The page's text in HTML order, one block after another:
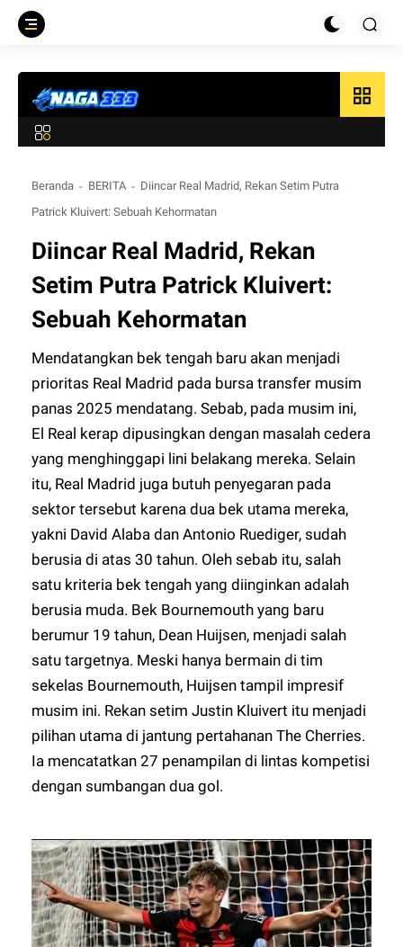
grid_view
Beranda BERITA
Diincar Real Madrid, Rekan Setim Putra
Patrick Kluivert: Sebuah Kehormatan
Diincar Real Madrid, Rekan
Setim Putra Patrick Kluivert:
Sebuah Kehormatan
Mendatangkan bek tengah baru akan menjadi
prioritas Real Madrid pada bursa transfer musim
panas 2025 mendatang. Sebab, pada musim ini,
El Real kerap dipusingkan dengan masalah cedera
yang menghinggapi lini belakang mereka. Selain
itu, Real Madrid juga butuh penyegaran pada
sektor tersebut karena dua bek utama mereka,
yakni David Alaba dan Antonio Ruediger, sudah
berusia di atas 30 tahun. Oleh sebab itu, salah
satu kriteria bek tengah yang diinginkan adalah
berusia muda. Bek Bournemouth yang baru
berumur 19 tahun, Dean Huijsen, menjadi salah
satu targetnya. Meski hanya bermain di tim
sekelas Bournemouth, Huijsen tampil impresif
musim ini. Rekan setim Justin Kluivert itu menjadi
pilihan utama di jantung pertahanan The Cherries.
Ia mencatatkan 27 penampilan di lintas kompetisi
dengan sumbangan dua gol.